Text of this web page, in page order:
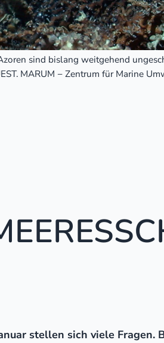
sind bislang weitgehend
MARUM − Zentrum für Marine
stellen sich viele Fragen.